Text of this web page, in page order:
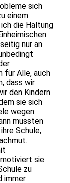
sich
einem
die Haltung
nur an
für Alle, auch
dass wir
den Kindern
sie sich
wegen
mussten
Schule,
sie
zu
immer